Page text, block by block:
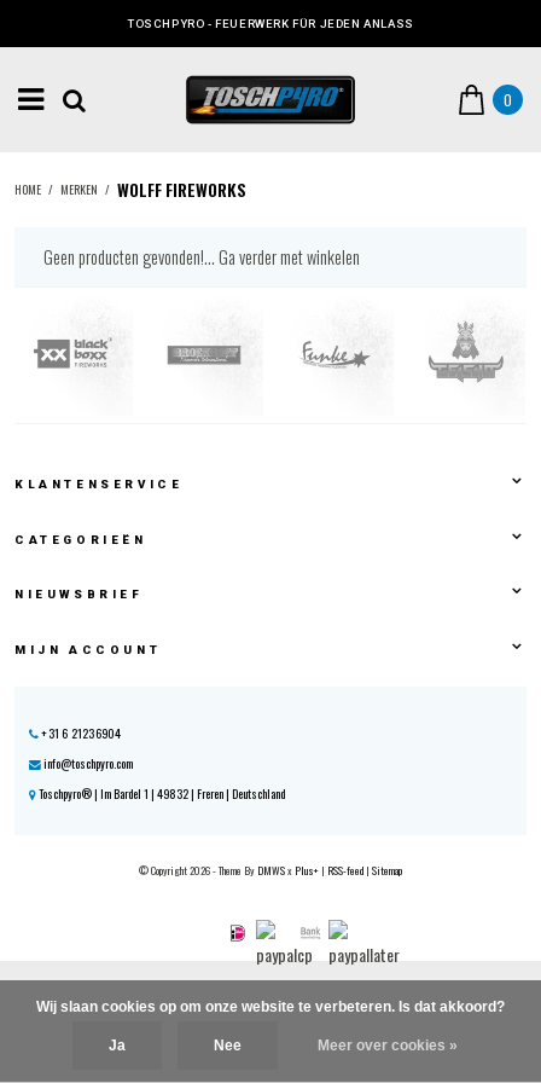
TOSCHPYRO - FEUERWERK FÜR JEDEN ANLASS
0
HOME / MERKEN / WOLFF FIREWORKS
Geen producten gevonden!...Ga verder met winkelen
KLANTENSERVICE
CATEGORIEËN
NIEUWSBRIEF
MIJN ACCOUNT
+31 6 21236904
info@toschpyro.com
Toschpyro® | Im Bardel 1 | 49832 | Freren | Deutschland
© Copyright 2026 - Theme By DMWSx Plus+ | RSS-feed | Sitemap
Wij slaan cookies op om onze website te verbeteren. Is dat akkoord?
Ja Nee Meer over cookies »